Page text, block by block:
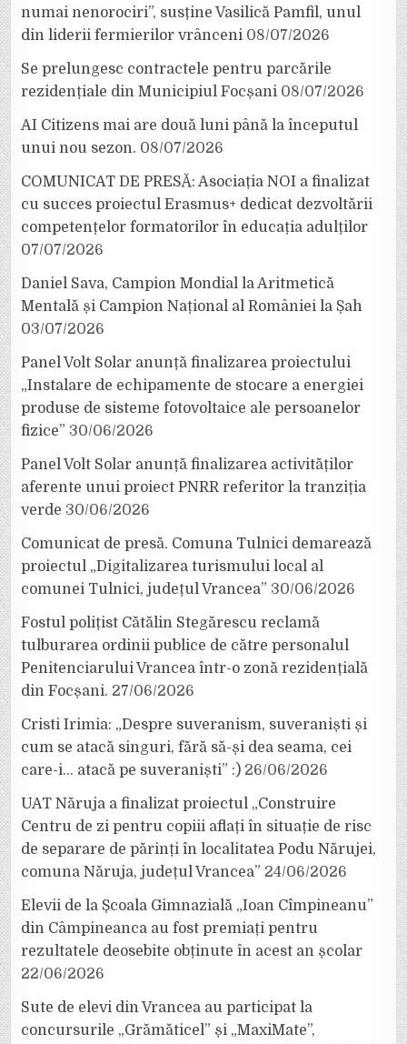
numai nenorociri”, susține Vasilică Pamfil, unul
din liderii fermierilor vrânceni 08/07/2026
Se prelungesc contractele pentru parcările
rezidențiale din Municipiul Focșani 08/07/2026
AI Citizens mai are două luni până la începutul
unui nou sezon. 08/07/2026
COMUNICAT DE PRESĂ: Asociația NOI a finalizat
cu succes proiectul Erasmus+ dedicat dezvoltării
competențelor formatorilor în educația adulților
07/07/2026
Daniel Sava, Campion Mondial la Aritmetică
Mentală și Campion Național al României la Șah
03/07/2026
Panel Volt Solar anunță finalizarea proiectului
„Instalare de echipamente de stocare a energiei
produse de sisteme fotovoltaice ale persoanelor
fizice” 30/06/2026
Panel Volt Solar anunță finalizarea activităților
aferente unui proiect PNRR referitor la tranziția
verde 30/06/2026
Comunicat de presă. Comuna Tulnici demarează
proiectul „Digitalizarea turismului local al
comunei Tulnici, județul Vrancea” 30/06/2026
Fostul polițist Cătălin Stegărescu reclamă
tulburarea ordinii publice de către personalul
Penitenciarului Vrancea într-o zonă rezidențială
din Focșani. 27/06/2026
Cristi Irimia: „Despre suveranism, suveraniști și
cum se atacă singuri, fără să-și dea seama, cei
care-i… atacă pe suveraniști” :) 26/06/2026
UAT Năruja a finalizat proiectul „Construire
Centru de zi pentru copiii aflați în situație de risc
de separare de părinți în localitatea Podu Nărujei,
comuna Năruja, județul Vrancea” 24/06/2026
Elevii de la Școala Gimnazială „Ioan Cîmpineanu”
din Câmpineanca au fost premiați pentru
rezultatele deosebite obținute în acest an școlar
22/06/2026
Sute de elevi din Vrancea au participat la
concursurile „Grămăticel” și „MaxiMate”,